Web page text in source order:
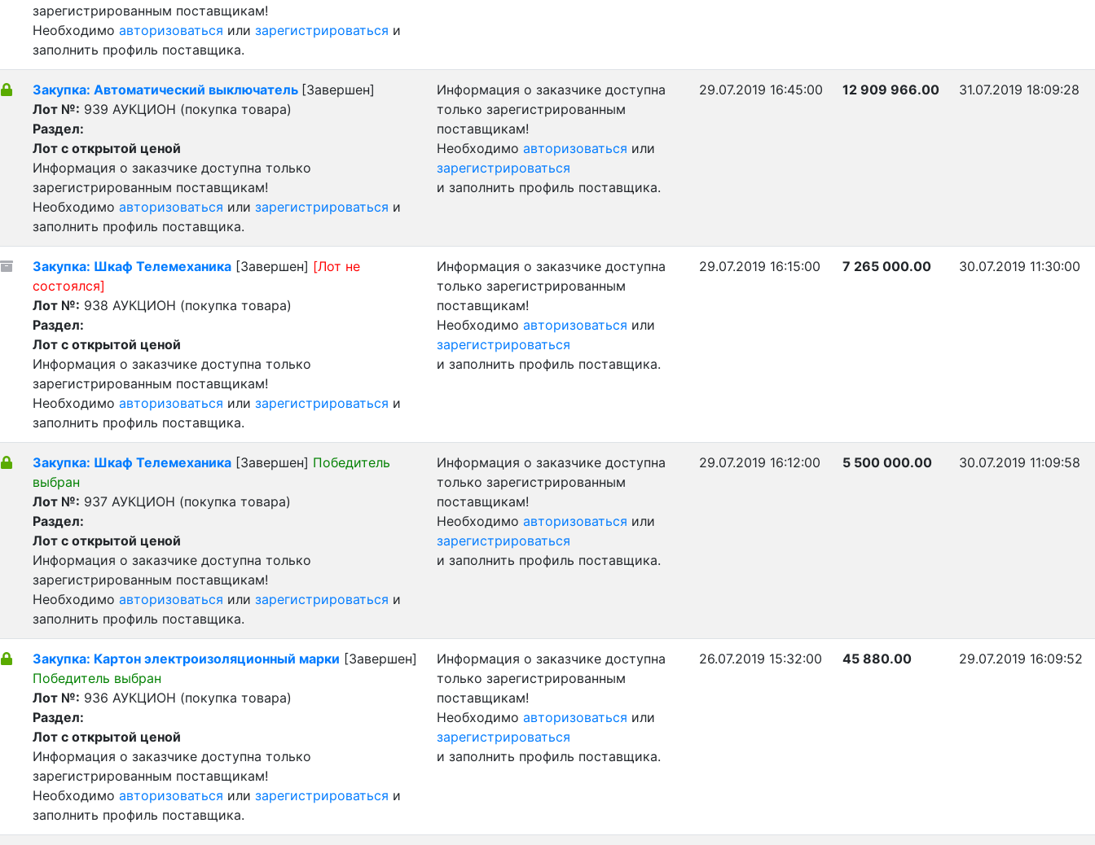
зарегистрированным поставщикам!
Необходимо авторизоваться или зарегистрироваться и
заполнить профиль поставщика.
Закупка: Автоматический выключатель [Завершен]
Лот №: 939 АУКЦИОН (покупка товара)
Раздел:
Лот с открытой ценой
Информация о заказчике доступна только
зарегистрированным поставщикам!
Необходимо авторизоваться или зарегистрироваться и
заполнить профиль поставщика.
Информация о заказчике доступна
только зарегистрированным
поставщикам!
Необходимо авторизоваться или
зарегистрироваться
и заполнить профиль поставщика.
29.07.2019 16:45:00 12 909 966.00 31.07.2019 18:09:28
Закупка: Шкаф Телемеханика [Завершен] [Лот не
состоялся]
Лот №: 938 АУКЦИОН (покупка товара)
Раздел:
Лот с открытой ценой
Информация о заказчике доступна только
зарегистрированным поставщикам!
Необходимо авторизоваться или зарегистрироваться и
заполнить профиль поставщика.
Информация о заказчике доступна
только зарегистрированным
поставщикам!
Необходимо авторизоваться или
зарегистрироваться
и заполнить профиль поставщика.
29.07.2019 16:15:00 7 265 000.00 30.07.2019 11:30:00
Закупка: Шкаф Телемеханика [Завершен] Победитель
выбран
Лот №: 937 АУКЦИОН (покупка товара)
Раздел:
Лот с открытой ценой
Информация о заказчике доступна только
зарегистрированным поставщикам!
Необходимо авторизоваться или зарегистрироваться и
заполнить профиль поставщика.
Информация о заказчике доступна
только зарегистрированным
поставщикам!
Необходимо авторизоваться или
зарегистрироваться
и заполнить профиль поставщика.
29.07.2019 16:12:00 5 500 000.00 30.07.2019 11:09:58
Закупка: Картон электроизоляционный марки [Завершен]
Победитель выбран
Лот №: 936 АУКЦИОН (покупка товара)
Раздел:
Лот с открытой ценой
Информация о заказчике доступна только
зарегистрированным поставщикам!
Необходимо авторизоваться или зарегистрироваться и
заполнить профиль поставщика.
Информация о заказчике доступна
только зарегистрированным
поставщикам!
Необходимо авторизоваться или
зарегистрироваться
и заполнить профиль поставщика.
26.07.2019 15:32:00 45 880.00 29.07.2019 16:09:52